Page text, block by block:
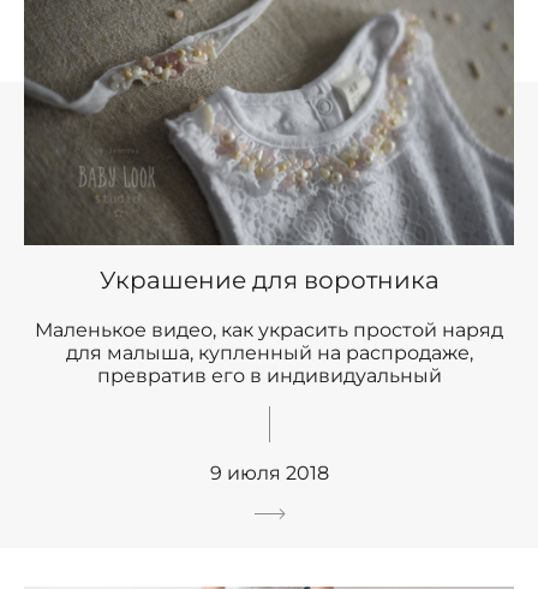
Украшение для воротника
Маленькое видео, как украсить простой наряд
для малыша, купленный на распродаже,
превратив его в индивидуальный
9 июля 2018